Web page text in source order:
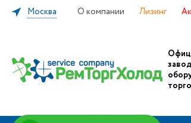
Москва О компании Лизинг